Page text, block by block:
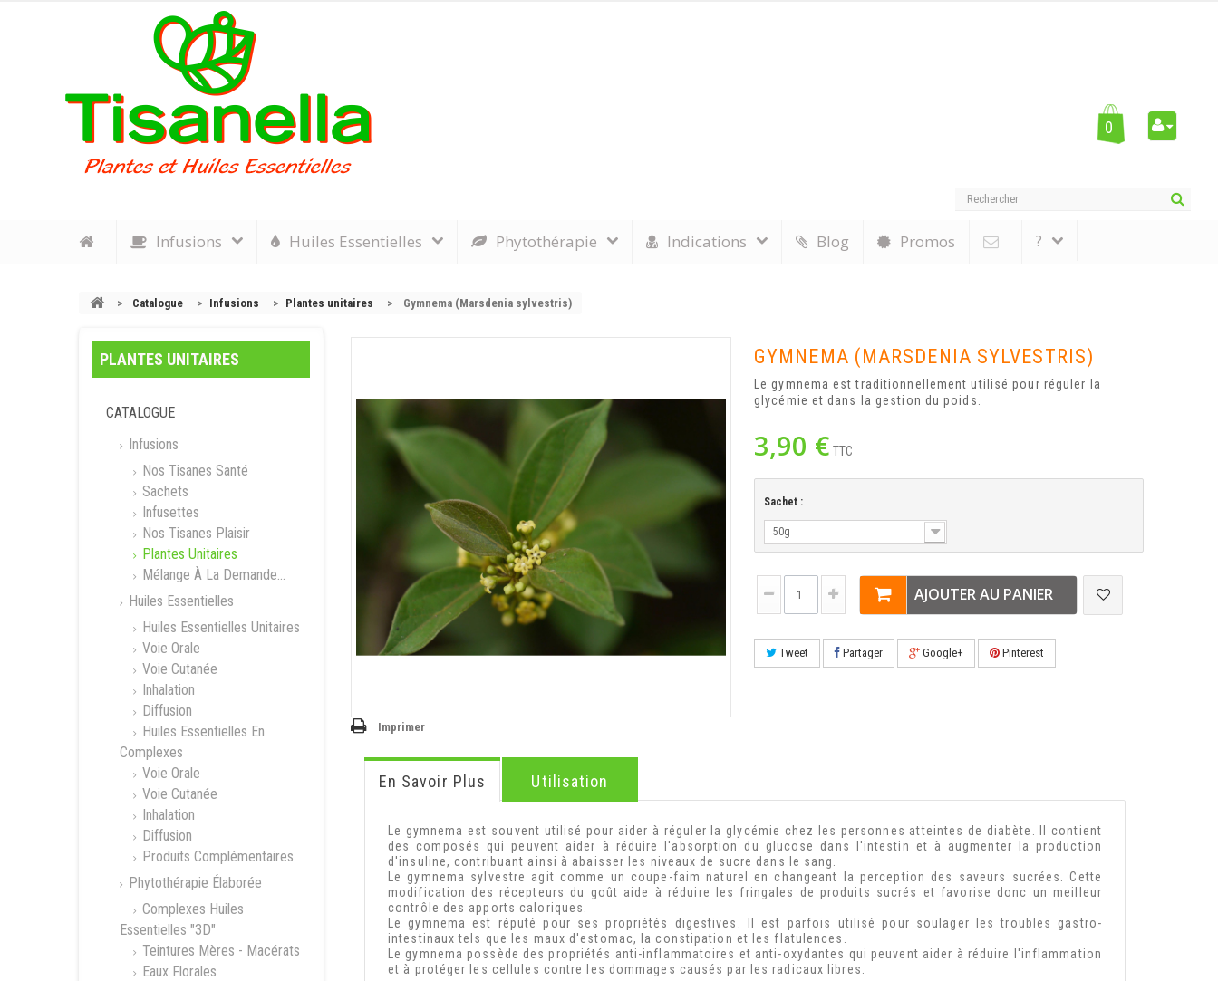
0
Infusions Huiles Essentielles Phytothérapie Indications Blog Promos ?
> Catalogue > Infusions > Plantes unitaires > Gymnema (Marsdenia sylvestris)
PLANTES UNITAIRES
CATALOGUE
Infusions
Nos Tisanes Santé
Sachets
Infusettes
Nos Tisanes Plaisir
Plantes Unitaires
Mélange À La Demande...
Huiles Essentielles
Huiles Essentielles Unitaires
Voie Orale
Voie Cutanée
Inhalation
Diffusion
Huiles Essentielles En
Complexes
Voie Orale
Voie Cutanée
Inhalation
Diffusion
Produits Complémentaires
Phytothérapie Élaborée
Complexes Huiles
Essentielles "3D"
Teintures Mères - Macérats
Eaux Florales
Imprimer
GYMNEMA (MARSDENIA SYLVESTRIS)
Le gymnema est traditionnellement utilisé pour réguler la
glycémie et dans la gestion du poids.
3,90 € TTC
Sachet :
50g
AJOUTER AU PANIER
Tweet Partager Google+ Pinterest
En Savoir Plus Utilisation
Le gymnema est souvent utilisé pour aider à réguler la glycémie chez les personnes atteintes de diabète. Il contient
des composés qui peuvent aider à réduire l'absorption du glucose dans l'intestin et à augmenter la production
d'insuline, contribuant ainsi à abaisser les niveaux de sucre dans le sang.
Le gymnema sylvestre agit comme un coupe-faim naturel en changeant la perception des saveurs sucrées. Cette
modification des récepteurs du goût aide à réduire les fringales de produits sucrés et favorise donc un meilleur
contrôle des apports caloriques.
Le gymnema est réputé pour ses propriétés digestives. Il est parfois utilisé pour soulager les troubles gastro-
intestinaux tels que les maux d'estomac, la constipation et les flatulences.
Le gymnema possède des propriétés anti-inflammatoires et anti-oxydantes qui peuvent aider à réduire l'inflammation
et à protéger les cellules contre les dommages causés par les radicaux libres.